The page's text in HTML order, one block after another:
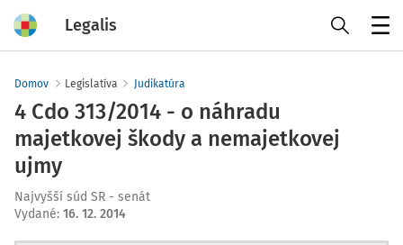
Legalis
Domov Legislatíva Judikatúra
4 Cdo 313/2014 - o náhradu
majetkovej škody a nemajetkovej
ujmy
Najvyšší súd SR - senát
Vydané: 16. 12. 2014